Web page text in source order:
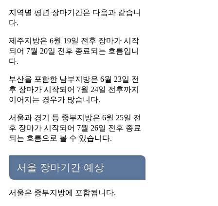
지역별 평년 장마기간은 다음과 같습니
다.
제주지방은 6월 19일 전후 장마가 시작
되어 7월 20일 전후 종료되는 흐름입니
다.
부산을 포함한 남부지방은 6월 23일 전
후 장마가 시작되어 7월 24일 전후까지
이어지는 경우가 많습니다.
서울과 경기 등 중부지방은 6월 25일 전
후 장마가 시작되어 7월 26일 전후 종료
되는 흐름으로 볼 수 있습니다.
서울 장마기간 예상
서울은 중부지방에 포함됩니다.